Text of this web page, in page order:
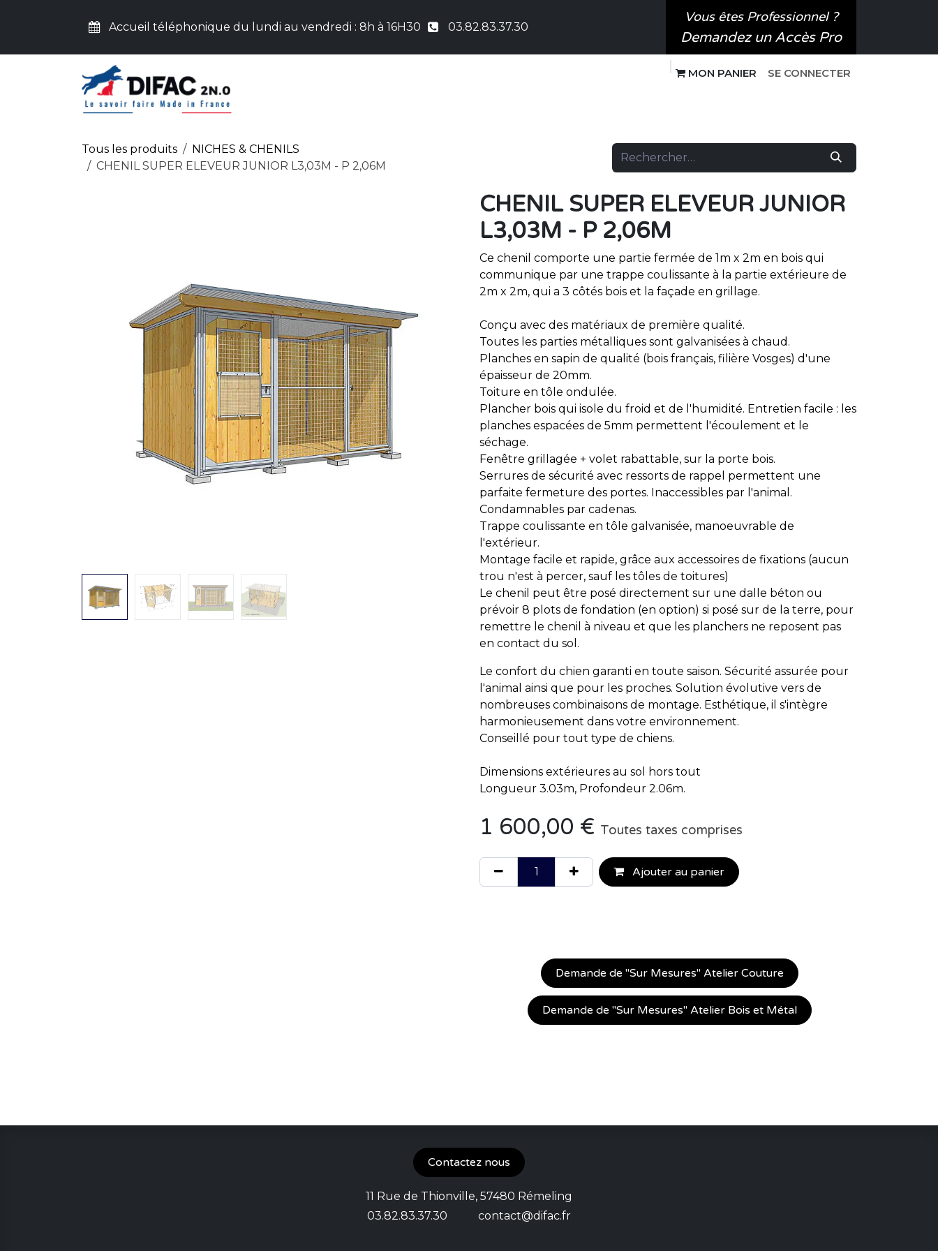
Accueil téléphonique du lundi au vendredi : 8h à 16H30 03.82.83.37.30
Vous êtes Professionnel ?
Demandez un Accès Pro
MO​N P​ANIER SE CONNECTER
Tous les produits
NICHES & CHENILS
CHENIL SUPER ELEVEUR JUNIOR L3,03M - P 2,06M
CHENIL SUPER ELEVEUR JUNIOR
L3,03M - P 2,06M
Ce chenil comporte une partie fermée de 1m x 2m en bois qui
communique par une trappe coulissante à la partie extérieure de
2m x 2m, qui a 3 côtés bois et la façade en grillage.
Conçu avec des matériaux de première qualité.
Toutes les parties métalliques sont galvanisées à chaud.
Planches en sapin de qualité (bois français, filière Vosges) d'une
épaisseur de 20mm.
Toiture en tôle ondulée.
Plancher bois qui isole du froid et de l'humidité. Entretien facile : les
planches espacées de 5mm permettent l'écoulement et le
séchage.
Fenêtre grillagée + volet rabattable, sur la porte bois.
Serrures de sécurité avec ressorts de rappel permettent une
parfaite fermeture des portes. Inaccessibles par l'animal.
Condamnables par cadenas.
Trappe coulissante en tôle galvanisée, manoeuvrable de
l'extérieur.
Montage facile et rapide, grâce aux accessoires de fixations (aucun
trou n'est à percer, sauf les tôles de toitures)
Le chenil peut être posé directement sur une dalle béton ou
prévoir 8 plots de fondation (en option) si posé sur de la terre, pour
remettre le chenil à niveau et que les planchers ne reposent pas
en contact du sol.
Le confort du chien garanti en toute saison. Sécurité assurée pour
l'animal ainsi que pour les proches. Solution évolutive vers de
nombreuses combinaisons de montage. Esthétique, il s'intègre
harmonieusement dans votre environnement.
Conseillé pour tout type de chiens.
Dimensions extérieures au sol hors tout
Longueur 3.03m, Profondeur 2.06m.
1 600,00 € Toutes taxes comprises
Ajouter au panier
Demande de "Sur Mesures" Atelier Couture
Demande de "Sur Mesures" Atelier Bois et Métal
Contactez nous
11 Rue de Thionville, 57480 Rémeling
03.82.83.37.30 contact@difac.fr